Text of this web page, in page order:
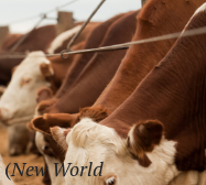
(New World